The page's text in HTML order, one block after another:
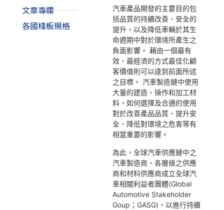
文章專欄
各國棧板規格
汽車產品開發的主要目的包
括品質的持續改善、安全的
提升，以及降低車輛於其生
命週期中對於環境所產生之
負面影響。 藉由一個最有
效、最經濟的方式最佳化顧
客價值則可以達到前面所述
之目標。 汽車製造鏈中使用
大量的建造、操作和加工材
料，如何選擇及合適的使用
對於改善產品品質、提升安
全、降低對環境之危害等有
相當重要的影響 。
為此，全球汽車供應鏈中之
汽車製造商、各層級之供應
商和材料供應商成立全球汽
車相關利益者團體(Global
Automotive Stakeholder
Goup；GASG)，以進行持續